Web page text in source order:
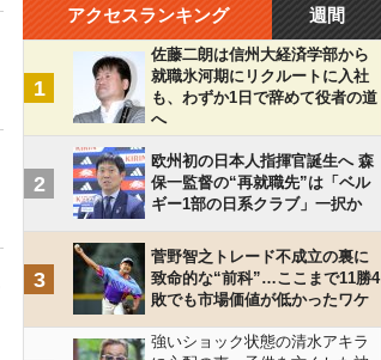
アクセスランキング 週間
1
佐藤二朗は信州大経済学部から
就職氷河期にリクルートに入社
も、わずか1日で辞めて役者の道
へ
2
欧州初の日本人指揮官誕生へ 森
保一監督の“再就職先”は「ベル
ギー1部の日系クラブ」一択か
3
菅野智之トレード不成立の裏に
致命的な“前科”…ここまで11勝4
敗でも市場価値が低かったワケ
強いショック状態の清水アキラ